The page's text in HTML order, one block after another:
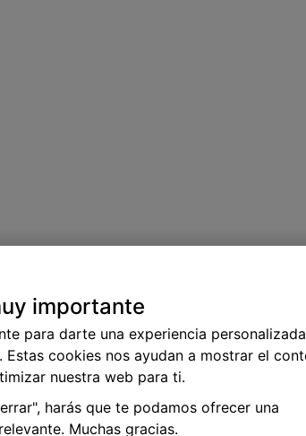
importante
para darte una experiencia
cookies nos ayudan a mostrar el
nuestra web para ti.
harás que te podamos ofrecer una
Muchas gracias.